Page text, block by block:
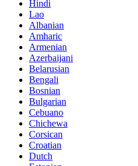
Hindi
Lao
Albanian
Amharic
Armenian
Azerbaijani
Belarusian
Bengali
Bosnian
Bulgarian
Cebuano
Chichewa
Corsican
Croatian
Dutch